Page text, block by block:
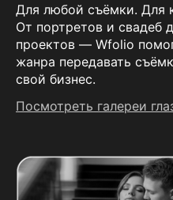
Для любой съёмки. Для
От портретов и свадеб
проектов — Wfolio
жанра передавать
свой бизнес.
Посмотреть галереи